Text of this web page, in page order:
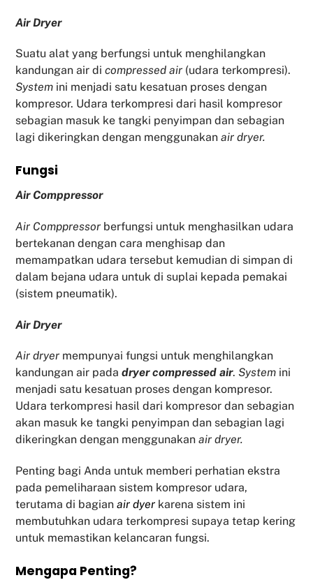
Air Dryer
Suatu alat yang berfungsi untuk menghilangkan
kandungan air dicompressed air (udara terkompresi).
System ini menjadi satu kesatuan proses dengan
kompresor. Udara terkompresi dari hasil kompresor
sebagian masuk ke tangki penyimpan dan sebagian
lagi dikeringkan dengan menggunakan air dryer.
Fungsi
Air Comppressor
Air Comppressor berfungsi untuk menghasilkan udara
bertekanan dengan cara menghisap dan
memampatkan udara tersebut kemudian di simpan di
dalam bejana udara untuk di suplai kepada pemakai
(sistem pneumatik).
Air Dryer
Air dryer mempunyai fungsi untuk menghilangkan
kandungan air padadryer compressed air.System ini
menjadi satu kesatuan proses dengan kompresor.
Udara terkompresi hasil dari kompresor dan sebagian
akan masuk ke tangki penyimpan dan sebagian lagi
dikeringkan dengan menggunakanair dryer.
Penting bagi Anda untuk memberi perhatian ekstra
pada pemeliharaan sistem kompresor udara,
terutama di bagianair dyer karena sistem ini
membutuhkan udara terkompresi supaya tetap kering
untuk memastikan kelancaran fungsi.
Mengapa Penting?